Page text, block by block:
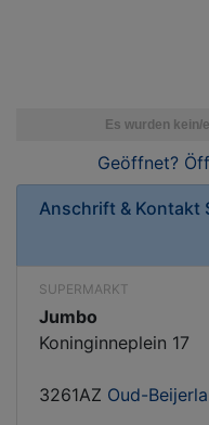
Geöffnet?
Anschrift & Kontakt
SUPERMARKT
Jumbo
Koninginneplein 17
3261AZ Oud-